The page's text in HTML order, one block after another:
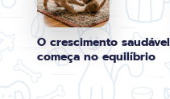
O crescimento saudável
começa no equilíbrio